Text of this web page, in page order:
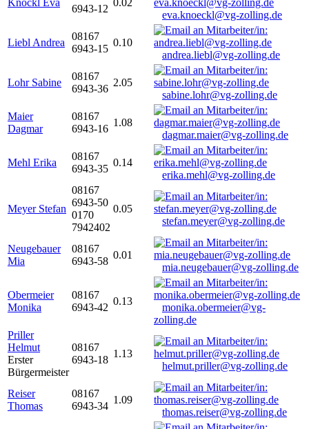
Knöckl Eva
6943-12
0.02
eva.knoeckl@vg-zolling.de
Liebl Andrea
08167
6943-15
0.10
andrea.liebl@vg-zolling.de
Lohr Sabine
08167
6943-36
2.05
sabine.lohr@vg-zolling.de
Maier
Dagmar
08167
6943-16
1.08
dagmar.maier@vg-zolling.de
Mehl Erika
08167
6943-35
0.14
erika.mehl@vg-zolling.de
Meyer Stefan
08167
6943-50
0170
7942402
0.05
stefan.meyer@vg-zolling.de
Neugebauer
Mia
08167
6943-58
0.01
mia.neugebauer@vg-zolling.de
Obermeier
Monika
08167
6943-42
0.13
monika.obermeier@vg-
zolling.de
Priller
Helmut
Erster
Bürgermeister
08167
6943-18
1.13
helmut.priller@vg-zolling.de
Reiser
Thomas
08167
6943-34
1.09
thomas.reiser@vg-zolling.de